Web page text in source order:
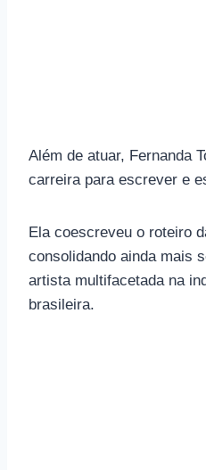
Além de atuar, Fernanda
carreira para escrever e
Ela coescreveu o roteiro
consolidando ainda mais
artista multifacetada na
brasileira.